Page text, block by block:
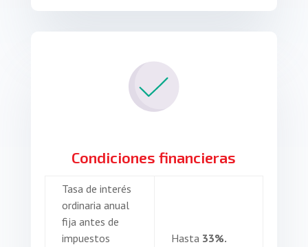
Condiciones financieras
Tasa de interés
ordinaria anual
fija antes de
impuestos
Hasta 33%.